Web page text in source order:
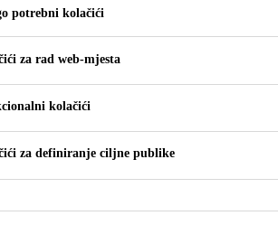
potrebni kolačići
za rad web-mjesta
kolačići
za definiranje ciljne publike